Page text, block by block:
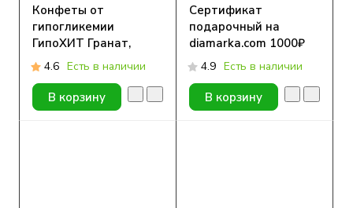
Конфеты от
гипогликемии
ГипоХИТ Гранат,
малина, клюква и
Черника, 10шт по
0,4ХЕ
4.6 Есть в наличии
В корзину
Сертификат
подарочный на
diamarka.com 1000₽
4.9 Есть в наличии
В корзину